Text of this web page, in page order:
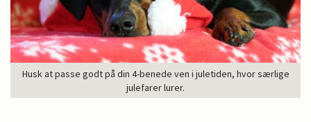
Husk at passe godt på din 4-benede ven i juletiden, hvor særlige
julefarer lurer.